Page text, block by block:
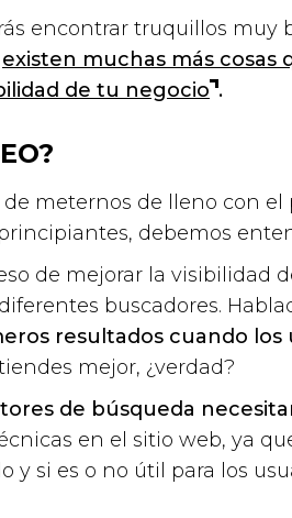
encontrar truquillos muy
existen muchas más
de tu negocio .
meternos de lleno con el
debemos
de mejorar la visibilidad
buscadores.
resultados cuando
mejor, ¿verdad?
de búsqueda
en el sitio web, ya
y si es o no útil para los